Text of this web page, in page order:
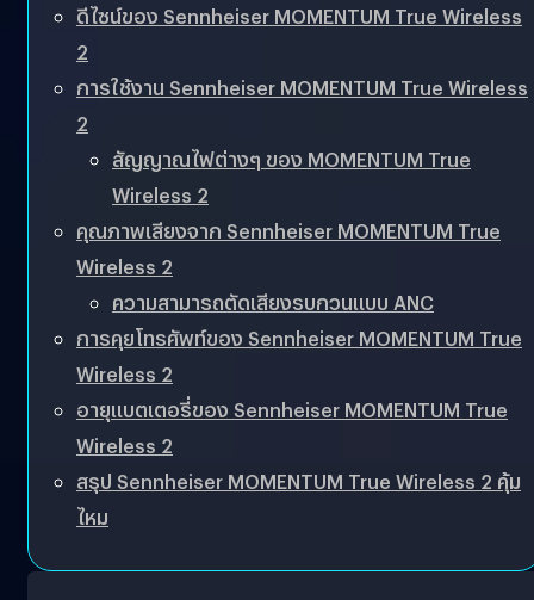
ดีไซน์ของ Sennheiser MOMENTUM True Wireless
2
การใช้งาน Sennheiser MOMENTUM True Wireless
2
สัญญาณไฟต่างๆ ของ MOMENTUM True
Wireless 2
คุณภาพเสียงจาก Sennheiser MOMENTUM True
Wireless 2
ความสามารถตัดเสียงรบกวนแบบ ANC
การคุยโทรศัพท์ของ Sennheiser MOMENTUM True
Wireless 2
อายุแบตเตอรี่ของ Sennheiser MOMENTUM True
Wireless 2
สรุป Sennheiser MOMENTUM True Wireless 2 คุ้ม
ไหม